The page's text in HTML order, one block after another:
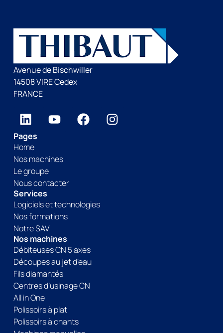
Avenue de Bischwiller
14508 VIRE Cedex
FRANCE
Pages
Home
Nos machines
Le groupe
Nous contacter
Services
Logiciels et technologies
Nos formations
Notre SAV
Nos machines
Débiteuses CN 5 axes
Découpes au jet d’eau
Fils diamantés
Centres d’usinage CN
All in One
Polissoirs à plat
Polissoirs à chants